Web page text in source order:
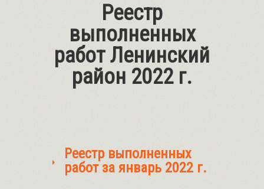
Реестр
выполненных
работ Ленинский
район 2022 г.
Реестр выполненных
работ за январь 2022 г.